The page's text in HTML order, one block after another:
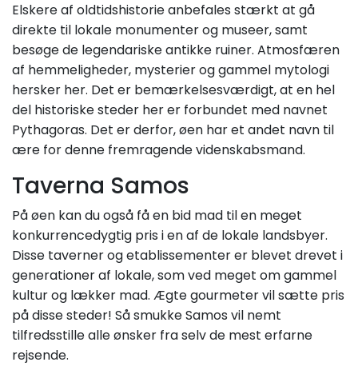
Elskere af oldtidshistorie anbefales stærkt at gå
direkte til lokale monumenter og museer, samt
besøge de legendariske antikke ruiner. Atmosfæren
af hemmeligheder, mysterier og gammel mytologi
hersker her. Det er bemærkelsesværdigt, at en hel
del historiske steder her er forbundet med navnet
Pythagoras. Det er derfor, øen har et andet navn til
ære for denne fremragende videnskabsmand.
Taverna Samos
På øen kan du også få en bid mad til en meget
konkurrencedygtig pris i en af de lokale landsbyer.
Disse taverner og etablissementer er blevet drevet i
generationer af lokale, som ved meget om gammel
kultur og lækker mad. Ægte gourmeter vil sætte pris
på disse steder! Så smukke Samos vil nemt
tilfredsstille alle ønsker fra selv de mest erfarne
rejsende.